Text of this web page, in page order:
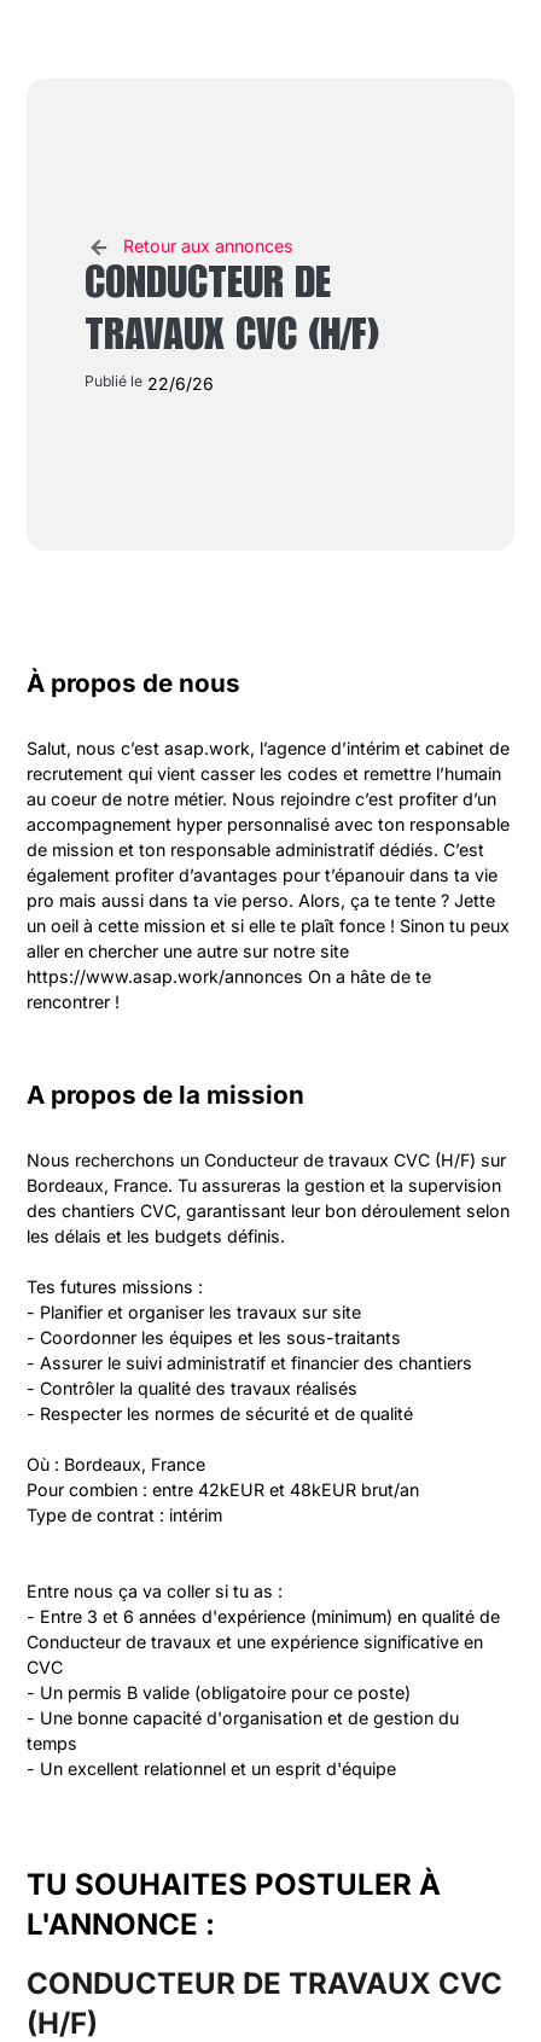
Retour aux annonces
CONDUCTEUR DE
TRAVAUX CVC (H/F)
Publié le 22/6/26
À propos de nous
Salut, nous c’est asap.work, l’agence d’intérim et cabinet de
recrutement qui vient casser les codes et remettre l’humain
au coeur de notre métier. Nous rejoindre c’est profiter d’un
accompagnement hyper personnalisé avec ton responsable
de mission et ton responsable administratif dédiés. C’est
également profiter d’avantages pour t’épanouir dans ta vie
pro mais aussi dans ta vie perso. Alors, ça te tente ? Jette
un oeil à cette mission et si elle te plaît fonce ! Sinon tu peux
aller en chercher une autre sur notre site
https://www.asap.work/annonces On a hâte de te
rencontrer !
A propos de la mission
Nous recherchons un Conducteur de travaux CVC (H/F) sur
Bordeaux, France. Tu assureras la gestion et la supervision
des chantiers CVC, garantissant leur bon déroulement selon
les délais et les budgets définis.
Tes futures missions :
- Planifier et organiser les travaux sur site
- Coordonner les équipes et les sous-traitants
- Assurer le suivi administratif et financier des chantiers
- Contrôler la qualité des travaux réalisés
- Respecter les normes de sécurité et de qualité
Où : Bordeaux, France
Pour combien : entre 42kEUR et 48kEUR brut/an
Type de contrat : intérim
Entre nous ça va coller si tu as :
- Entre 3 et 6 années d'expérience (minimum) en qualité de
Conducteur de travaux et une expérience significative en
CVC
- Un permis B valide (obligatoire pour ce poste)
- Une bonne capacité d'organisation et de gestion du
temps
TU SOUHAITES POSTULER À
L'ANNONCE :
CONDUCTEUR DE TRAVAUX CVC
(H/F)